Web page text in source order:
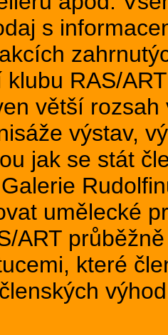
s
RAS/ART
větší
výstav,
jak se stát
umělecké
průběžně
které